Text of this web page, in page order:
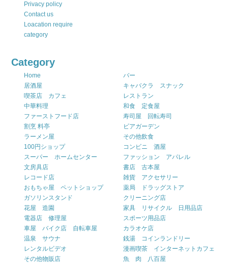
Privacy policy
Contact us
Loacation require
category
Category
Home
バー
居酒屋
キャバクラ スナック
喫茶店 カフェ
レストラン
中華料理
和食 定食屋
ファーストフード店
寿司屋 回転寿司
割烹 料亭
ビアガーデン
ラーメン屋
その他飲食
100円ショップ
コンビニ 酒屋
スーパー ホームセンター
ファッション アパレル
文房具店
書店 古本屋
レコード店
雑貨 アクセサリー
おもちゃ屋 ペットショップ
薬局 ドラッグストア
ガソリンスタンド
クリーニング店
花屋 造園
家具 リサイクル 日用品店
電器店 修理屋
スポーツ用品店
車屋 バイク店 自転車屋
カラオケ店
温泉 サウナ
銭湯 コインランドリー
レンタルビデオ
漫画喫茶 インターネットカフェ
その他物販店
魚 肉 八百屋